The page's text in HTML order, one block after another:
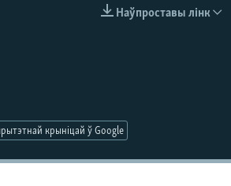
Наўпроставы лінк
крыніцай ў Google